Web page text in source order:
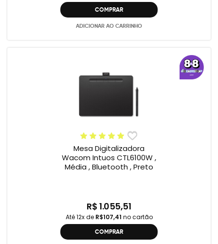
COMPRAR
ADICIONAR AO CARRINHO
Mesa Digitalizadora
Wacom Intuos CTL6100W ,
Média , Bluetooth , Preto
R$ 1.055,51
Até 12x de R$107,41 no cartão
COMPRAR